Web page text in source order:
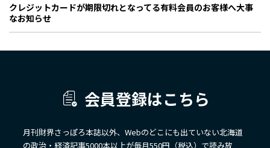
クレジットカードが期限切れとなってる有料会員のお客様へ大事
なお知らせ
会員登録はこちら
月刊財界さっぽろ本誌以外、Webのどこにも出ていない北海道
の政治・経済記事5000本以上が毎月550円（税込）で読み放